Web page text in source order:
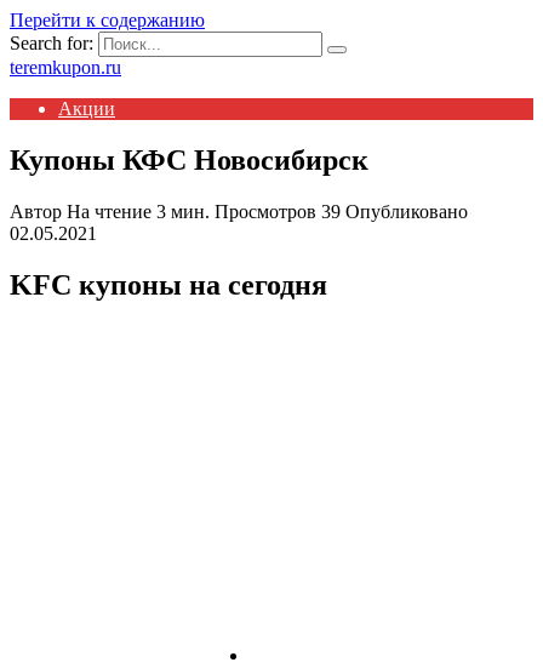
Перейти к содержанию
Search for:
teremkupon.ru
Акции
Купоны КФС Новосибирск
Автор На чтение 3 мин. Просмотров 39 Опубликовано
02.05.2021
KFC купоны на сегодня